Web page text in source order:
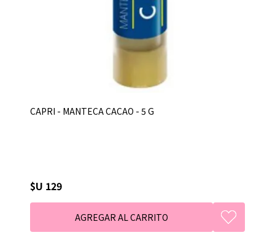
CAPRI - MANTECA CACAO - 5 G
$U 129